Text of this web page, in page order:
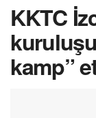
KKTC
kamp”